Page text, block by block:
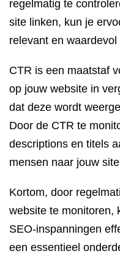
regelmatig te
site linken, kun je
relevant en waardevol
CTR is een maatstaf
op jouw website in
dat deze wordt
Door de CTR te
descriptions en titels
mensen naar jouw
Kortom, door
website te monitoren,
SEO-inspanningen
een essentieel